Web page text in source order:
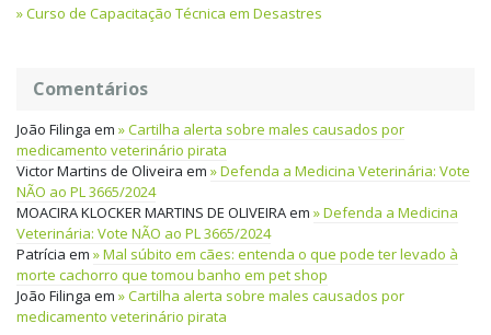
Curso de Capacitação Técnica em Desastres
Comentários
João Filinga em
Cartilha alerta sobre males causados por
medicamento veterinário pirata
Victor Martins de Oliveira em
Defenda a Medicina Veterinária: Vote
NÃO ao PL 3665/2024
MOACIRA KLOCKER MARTINS DE OLIVEIRAem
Defenda a Medicina
Veterinária: Vote NÃO ao PL 3665/2024
Patrícia em
Mal súbito em cães: entenda o que pode ter levado à
morte cachorro que tomou banho em pet shop
João Filinga em
Cartilha alerta sobre males causados por
medicamento veterinário pirata